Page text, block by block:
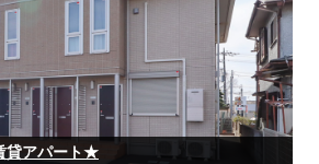
アパート★